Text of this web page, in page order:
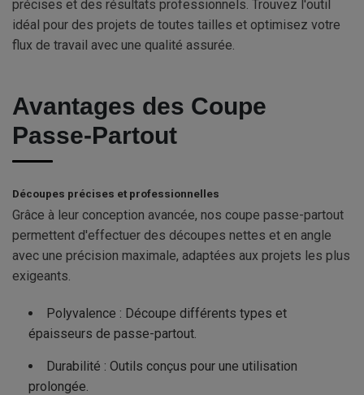
précises et des résultats professionnels. Trouvez l'outil
idéal pour des projets de toutes tailles et optimisez votre
flux de travail avec une qualité assurée.
Avantages des Coupe
Passe-Partout
Découpes précises et professionnelles
Grâce à leur conception avancée, nos coupe passe-partout
permettent d'effectuer des découpes nettes et en angle
avec une précision maximale, adaptées aux projets les plus
exigeants.
Polyvalence : Découpe différents types et
épaisseurs de passe-partout.
Durabilité : Outils conçus pour une utilisation
prolongée.